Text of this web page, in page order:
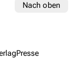
Nach oben
Presse